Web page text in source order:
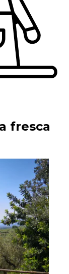
fresca